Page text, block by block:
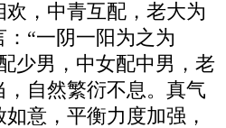
，中青互配，老大为
“一阴一阳为之为
少男，中女配中男，老
自然繁衍不息。真气
意，平衡力度加强，